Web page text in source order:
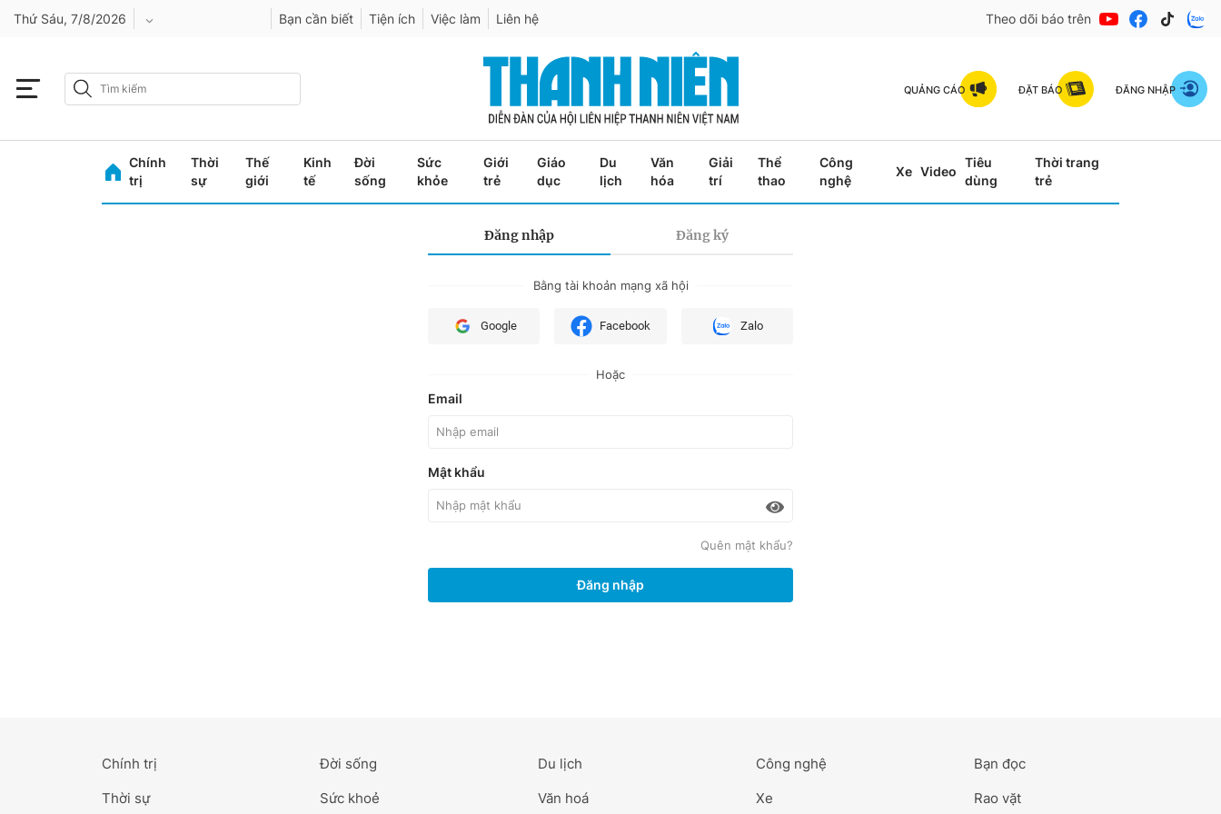
Thứ Sáu, 7/8/2026
Bình Phước
Đắk Lắk
Bạn cần biết Tiện ích Việc làm Liên hệ Theo dõi báo trên
QUẢNG CÁO ĐẶT BÁO ĐĂNG NHẬP
Chính
trị
Thời
sự
Thế
giới
Kinh
tế
Đời
sống
Sức
khỏe
Giới
trẻ
Giáo
dục
Du
lịch
Văn
hóa
Giải
trí
Thể
thao
Công
nghệ
Xe Video
Tiêu
dùng
Thời trang
trẻ
Đăng nhập Đăng ký
Bằng tài khoản mạng xã hội
Google Facebook Zalo
Hoặc
Email
Mật khẩu
Quên mật khẩu?
Đăng nhập
Chính trị
Thời sự
Đời sống
Sức khoẻ
Du lịch
Văn hoá
Công nghệ
Xe
Bạn đọc
Rao vặt